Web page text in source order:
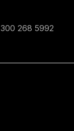
300 268 5992